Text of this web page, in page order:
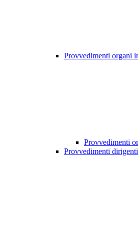
Provvedimenti organi
Provvedimenti
Provvedimenti